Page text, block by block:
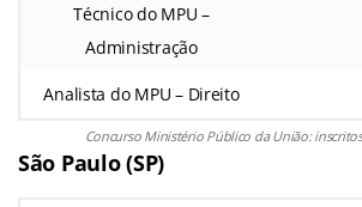
Técnico do MPU –
Administração
Analista do MPU – Direito
Concurso Ministério Público da União: inscritos
São Paulo (SP)